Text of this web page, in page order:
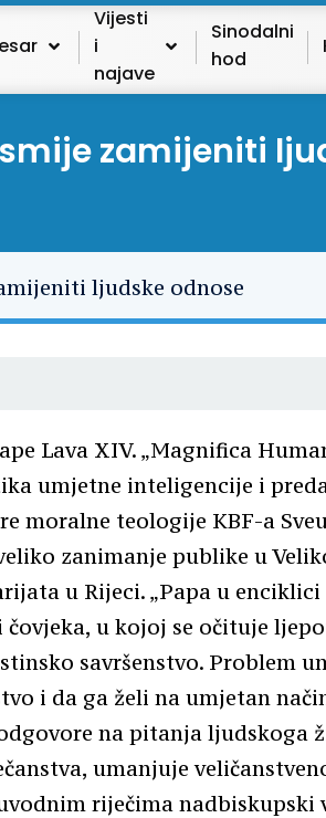
Vijesti
i
najave
Sinodalni
hod
zamijeniti
Lava XIV. „Magnifica
umjetne inteligencije i
moralne teologije KBF-a
zanimanje publike u
u Rijeci. „Papa u
u kojoj se očituje
savršenstvo. Problem
i da ga želi na umjetan
na pitanja ljudskoga
umanjuje
riječima nadbiskupski